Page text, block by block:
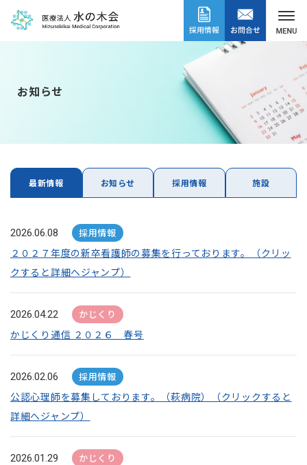
お知らせ
最新情報 お知らせ 採用情報 施設
2026.06.08 採用情報
２０２７年度の新卒看護師の募集を行っております。（クリッ
クすると詳細へジャンプ）
2026.04.22 かじくり
かじくり通信 ２０２６ 春号
2026.02.06 採用情報
公認心理師を募集しております。（萩病院）（クリックすると
詳細へジャンプ）
2026.01.29 かじくり